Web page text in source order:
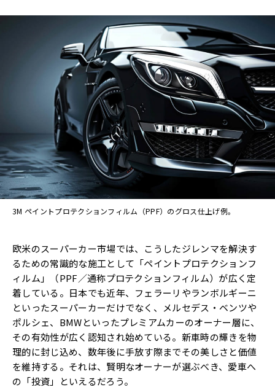
3M ペイントプロテクションフィルム（PPF）のグロス仕上げ例。
欧米のスーパーカー市場では、こうしたジレンマを解決す
るための常識的な施工として「ペイントプロテクションフ
ィルム」（PPF／通称プロテクションフィルム）が広く定
着している。日本でも近年、フェラーリやランボルギーニ
といったスーパーカーだけでなく、メルセデス・ベンツや
ポルシェ、BMWといったプレミアムカーのオーナー層に、
その有効性が広く認知され始めている。新車時の輝きを物
理的に封じ込め、数年後に手放す際までその美しさと価値
を維持する。それは、賢明なオーナーが選ぶべき、愛車へ
の「投資」といえるだろう。